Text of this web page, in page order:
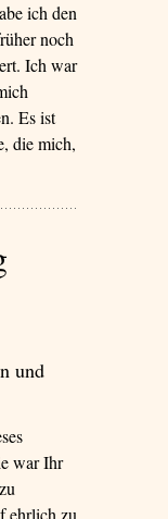
ich den
noch
Ich war
Es ist
die mich,
und
war Ihr
ehrlich zu